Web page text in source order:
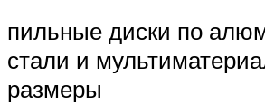
пильные диски по
стали и
размеры